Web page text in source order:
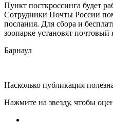
Пункт посткроссинга будет
Сотрудники Почты России
послания. Для сбора и
зоопарке установят почтовый
Барнаул
Насколько публикация
Нажмите на звезду, чтобы